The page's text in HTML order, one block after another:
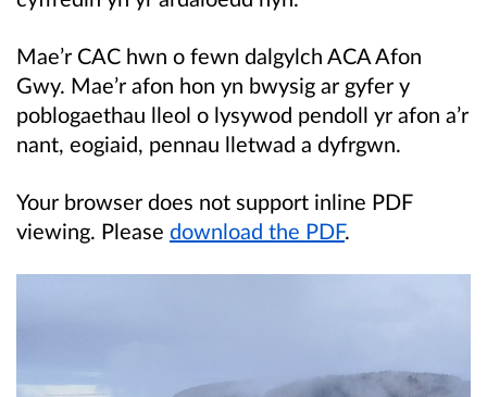
Mae’r CAC hwn o fewn dalgylch ACA Afon
Gwy. Mae’r afon hon yn bwysig ar gyfer y
poblogaethau lleol o lysywod pendoll yr afon a’r
nant, eogiaid, pennau lletwad a dyfrgwn.
Your browser does not support inline PDF
viewing. Please download the PDF.